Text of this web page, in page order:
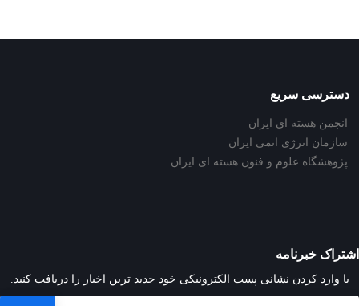
دسترسی سریع
انجمن هسته ای ایران
سازمان انرژی اتمی ایران
پژوهشگاه علوم و فنون هسته ای ایران
اشتراک خبرنامه
با وارد کردن نشانی پست الکترونیکی خود جدید ترین اخبار را دریافت کنید.